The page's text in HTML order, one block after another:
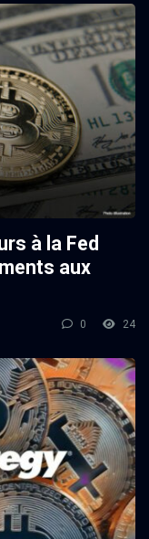
à la Fed
aux
0 24